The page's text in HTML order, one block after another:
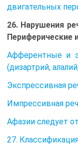
двигательных
26. Нарушения
Периферические
Афферентные и
(дизартрий,
Экспрессивная
Импрессивная
Афазии следует
27.